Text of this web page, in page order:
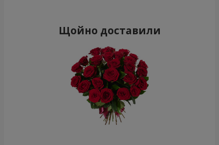
Щойно доставили